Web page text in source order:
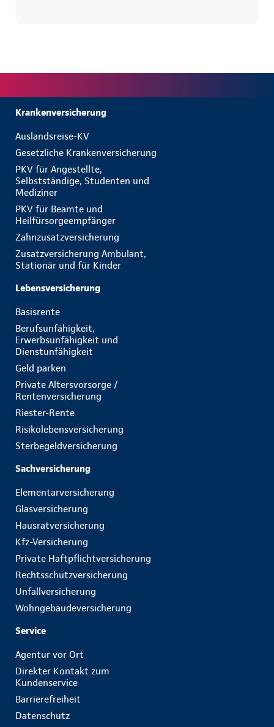
Krankenversicherung
Auslandsreise-KV
Gesetzliche Krankenversicherung
PKV für Angestellte,
Selbstständige, Studenten und
Mediziner
PKV für Beamte und
Heilfürsorgeempfänger
Zahnzusatzversicherung
Zusatzversicherung Ambulant,
Stationär und für Kinder
Lebensversicherung
Basisrente
Berufsunfähigkeit,
Erwerbsunfähigkeit und
Dienstunfähigkeit
Geld parken
Private Altersvorsorge /
Rentenversicherung
Riester-Rente
Risikolebensversicherung
Sterbegeldversicherung
Sachversicherung
Elementarversicherung
Glasversicherung
Hausratversicherung
Kfz-Versicherung
Private Haftpflichtversicherung
Rechtsschutzversicherung
Unfallversicherung
Wohngebäudeversicherung
Service
Agentur vor Ort
Direkter Kontakt zum
Kundenservice
Barrierefreiheit
Datenschutz